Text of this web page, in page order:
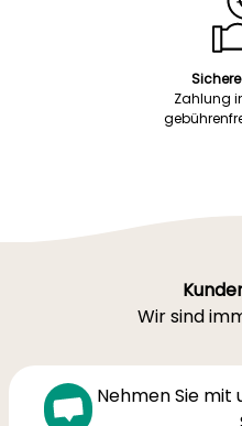
Zahlung
Wir sind
Nehmen Sie mit